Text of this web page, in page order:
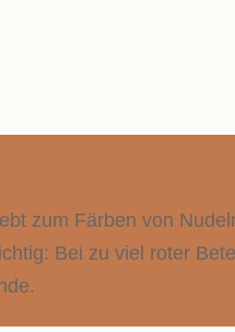
zum Färben von
Bei zu viel roter